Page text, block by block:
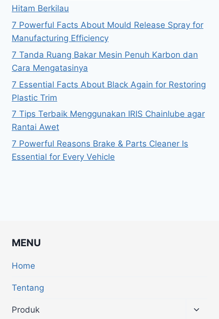
Hitam Berkilau
7 Powerful Facts About Mould Release Spray for
Manufacturing Efficiency
7 Tanda Ruang Bakar Mesin Penuh Karbon dan
Cara Mengatasinya
7 Essential Facts About Black Again for Restoring
Plastic Trim
7 Tips Terbaik Menggunakan IRIS Chainlube agar
Rantai Awet
7 Powerful Reasons Brake & Parts Cleaner Is
Essential for Every Vehicle
MENU
Home
Tentang
Produk